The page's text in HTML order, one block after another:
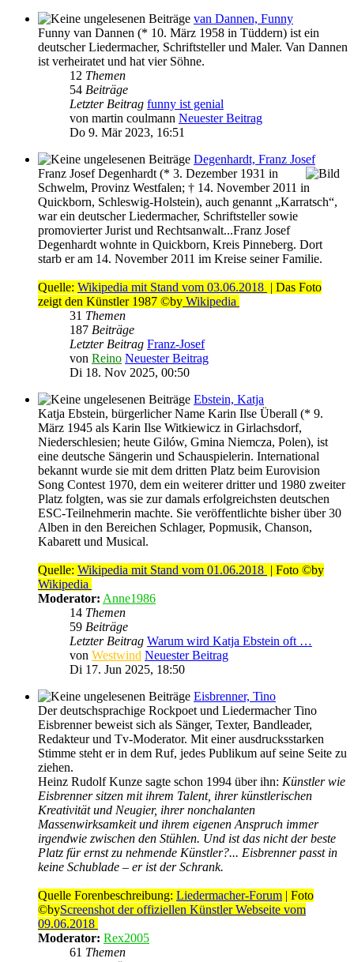
van Dannen, Funny
Funny van Dannen (* 10. März 1958 in Tüddern) ist ein
deutscher Liedermacher, Schriftsteller und Maler. Van Dannen
ist verheiratet und hat vier Söhne.
12 Themen
54 Beiträge
Letzter Beitrag funny ist genial
von martin coulmann Neuester Beitrag
Do 9. Mär 2023, 16:51
Degenhardt, Franz Josef
Franz Josef Degenhardt (* 3. Dezember 1931 in
Schwelm, Provinz Westfalen; † 14. November 2011 in
Quickborn, Schleswig-Holstein), auch genannt „Karratsch“,
war ein deutscher Liedermacher, Schriftsteller sowie
promovierter Jurist und Rechtsanwalt...Franz Josef
Degenhardt wohnte in Quickborn, Kreis Pinneberg. Dort
starb er am 14. November 2011 im Kreise seiner Familie.
Quelle: Wikipedia mit Stand vom 03.06.2018 | Das Foto
zeigt den Künstler 1987 ©by Wikipedia
31 Themen
187 Beiträge
Letzter Beitrag Franz-Josef
von Reino Neuester Beitrag
Di 18. Nov 2025, 00:50
Ebstein, Katja
Katja Ebstein, bürgerlicher Name Karin Ilse Überall (* 9.
März 1945 als Karin Ilse Witkiewicz in Girlachsdorf,
Niederschlesien; heute Gilów, Gmina Niemcza, Polen), ist
eine deutsche Sängerin und Schauspielerin. International
bekannt wurde sie mit dem dritten Platz beim Eurovision
Song Contest 1970, dem ein weiterer dritter und 1980 zweiter
Platz folgten, was sie zur damals erfolgreichsten deutschen
ESC-Teilnehmerin machte. Sie veröffentlichte bisher über 30
Alben in den Bereichen Schlager, Popmusik, Chanson,
Kabarett und Musical.
Quelle: Wikipedia mit Stand vom 01.06.2018 | Foto ©by
Wikipedia
Moderator: Anne1986
14 Themen
59 Beiträge
Letzter Beitrag Warum wird Katja Ebstein oft …
von Westwind Neuester Beitrag
Di 17. Jun 2025, 18:50
Eisbrenner, Tino
Der deutschsprachige Rockpoet und Liedermacher Tino
Eisbrenner beweist sich als Sänger, Texter, Bandleader,
Redakteur und Tv-Moderator. Mit einer ausdrucksstarken
Stimme steht er in dem Ruf, jedes Publikum auf seine Seite zu
ziehen.
Heinz Rudolf Kunze sagte schon 1994 über ihn: Künstler wie
Eisbrenner sitzen mit ihrem Talent, ihrer künstlerischen
Kreativität und Neugier, ihrer nonchalanten
Massenwirksamkeit und ihrem eigenen Anspruch immer
irgendwie zwischen den Stühlen. Und ist das nicht der beste
Platz für ernst zu nehmende Künstler?... Eisbrenner passt in
keine Schublade – er ist der Schrank.
Quelle Forenbeschreibung: Liedermacher-Forum | Foto
©byScreenshot der offiziellen Künstler Webseite vom
09.06.2018
Moderator: Rex2005
61 Themen